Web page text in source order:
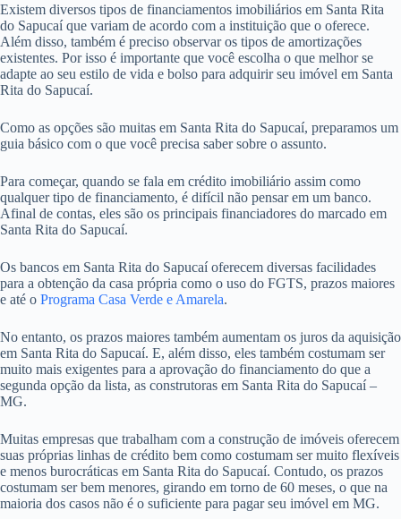
Existem diversos tipos de financiamentos imobiliários em Santa Rita
do Sapucaí que variam de acordo com a instituição que o oferece.
Além disso, também é preciso observar os tipos de amortizações
existentes. Por isso é importante que você escolha o que melhor se
adapte ao seu estilo de vida e bolso para adquirir seu imóvel em Santa
Rita do Sapucaí.
Como as opções são muitas em Santa Rita do Sapucaí, preparamos um
guia básico com o que você precisa saber sobre o assunto.
Para começar, quando se fala em crédito imobiliário assim como
qualquer tipo de financiamento, é difícil não pensar em um banco.
Afinal de contas, eles são os principais financiadores do marcado em
Santa Rita do Sapucaí.
Os bancos em Santa Rita do Sapucaí oferecem diversas facilidades
para a obtenção da casa própria como o uso do FGTS, prazos maiores
e até o Programa Casa Verde e Amarela.
No entanto, os prazos maiores também aumentam os juros da aquisição
em Santa Rita do Sapucaí. E, além disso, eles também costumam ser
muito mais exigentes para a aprovação do financiamento do que a
segunda opção da lista, as construtoras em Santa Rita do Sapucaí –
MG.
Muitas empresas que trabalham com a construção de imóveis oferecem
suas próprias linhas de crédito bem como costumam ser muito flexíveis
e menos burocráticas em Santa Rita do Sapucaí. Contudo, os prazos
costumam ser bem menores, girando em torno de 60 meses, o que na
maioria dos casos não é o suficiente para pagar seu imóvel em MG.